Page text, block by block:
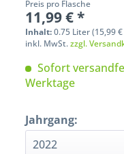
Preis pro Flasche
11,99 € *
Inhalt:0.75 Liter (15,99
inkl. MwSt.zzgl.
Sofort
Werktage
Jahrgang: